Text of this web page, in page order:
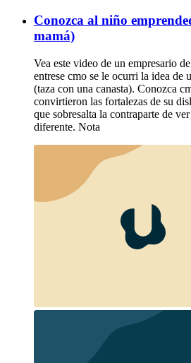
Conozca al niño
mamá)
Vea este video de un empresario
entrese cmo se le ocurri la idea
(taza con una canasta). Conozca
convirtieron las fortalezas de su
que sobresalta la contraparte de
diferente. Nota